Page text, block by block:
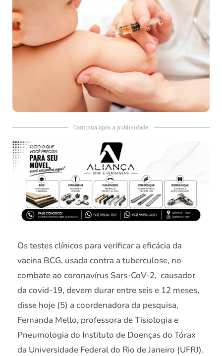
Continua após a publicidade
Os testes clínicos para verificar a eficácia da
vacina BCG, usada contra a tuberculose, no
combate ao coronavírus Sars-CoV-2, causador
da covid-19, devem durar entre seis e 12 meses,
disse hoje (5) a coordenadora da pesquisa,
Fernanda Mello, professora de Tisiologia e
Pneumologia do Instituto de Doenças do Tórax
da Universidade Federal do Rio de Janeiro (UFRJ).